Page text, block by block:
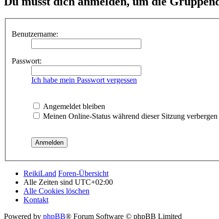
Benutzername:
Passwort:
Ich habe mein Passwort vergessen
Angemeldet bleiben
Meinen Online-Status während dieser Sitzung verbergen
ReikiLand Foren-Übersicht
Alle Zeiten sind UTC+02:00
Alle Cookies löschen
Kontakt
Powered by phpBB® Forum Software © phpBB Limited